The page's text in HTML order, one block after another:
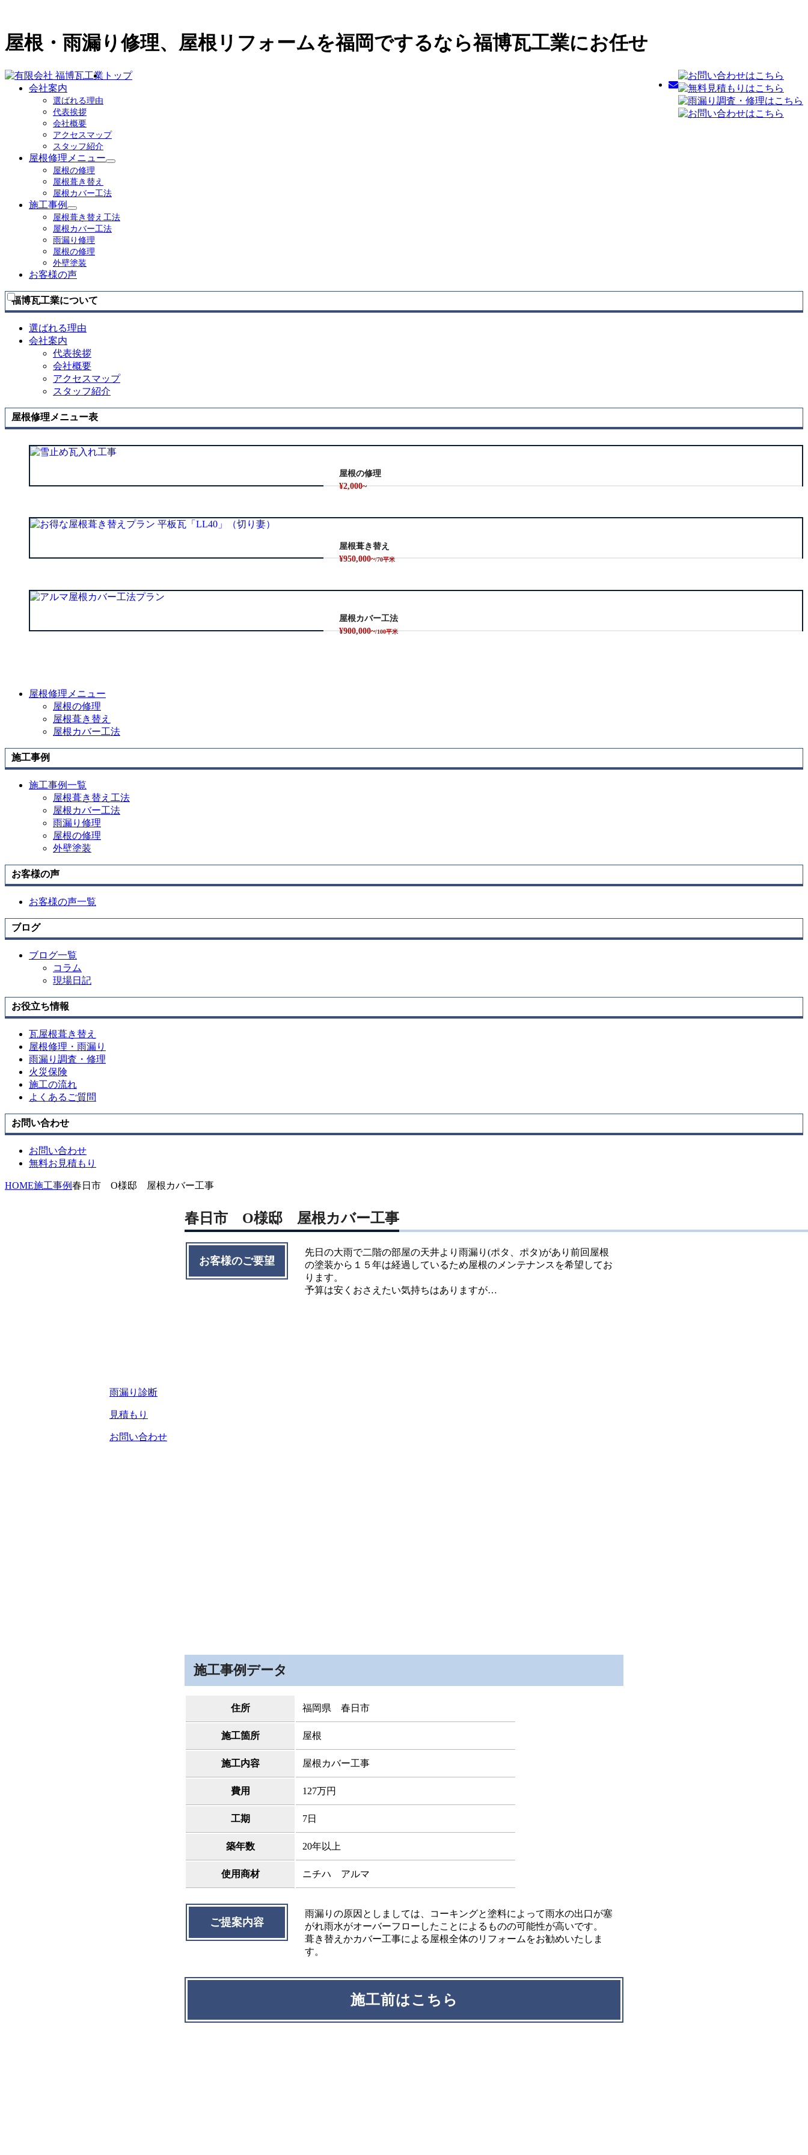
屋根・雨漏り修理、屋根リフォームを福岡でするなら福博瓦工業にお任せ
トップ
会社案内
選ばれる理由
代表挨拶
会社概要
アクセスマップ
スタッフ紹介
屋根修理メニュー
サ
ニ
ー
を
屋根の修理
屋根葺き替え
屋根カバー工法
施工事例
サ
ブ
メ
ニ
ュ
ー
を
開
屋根葺き替え工法
屋根カバー工法
雨漏り修理
屋根の修理
外壁塗装
お客様の声
福博瓦工業について
選ばれる理由
会社案内
代表挨拶
会社概要
アクセスマップ
スタッフ紹介
屋根修理メニュー表
屋根の修理
¥2,000~
屋根葺き替え
¥950,000~/70平米
屋根カバー工法
¥900,000~/100平米
屋根修理メニュー
屋根の修理
屋根葺き替え
屋根カバー工法
施工事例
施工事例一覧
屋根葺き替え工法
屋根カバー工法
雨漏り修理
屋根の修理
外壁塗装
お客様の声
お客様の声一覧
ブログ
ブログ一覧
コラム
現場日記
お役立ち情報
瓦屋根葺き替え
屋根修理・雨漏り
雨漏り調査・修理
火災保険
施工の流れ
よくあるご質問
お問い合わせ
お問い合わせ
無料お見積もり
雨漏り診断
見積もり
お問い合わせ
HOME施工事例春日市 O様邸 屋根カバー工事
春日市 O様邸 屋根カバー工事
お客様のご要望
先日の大雨で二階の部屋の天井より雨漏り(ポタ、ポタ)があり前回屋根
の塗装から１５年は経過しているため屋根のメンテナンスを希望してお
ります。
予算は安くおさえたい気持ちはありますが…
施工事例データ
住所 福岡県 春日市
施工箇所 屋根
施工内容 屋根カバー工事
費用 127万円
工期 7日
築年数 20年以上
使用商材 ニチハ アルマ
ご提案内容
雨漏りの原因としましては、コーキングと塗料によって雨水の出口が塞
がれ雨水がオーバーフローしたことによるものの可能性が高いです。
葺き替えかカバー工事による屋根全体のリフォームをお勧めいたしま
す。
施工前はこちら